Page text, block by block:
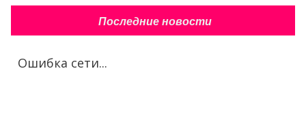
Последние новости
Ошибка сети...